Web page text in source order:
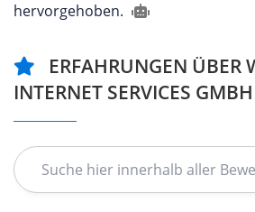
hervorgehoben.
ERFAHRUNGEN ÜBER
INTERNET SERVICES GMBH